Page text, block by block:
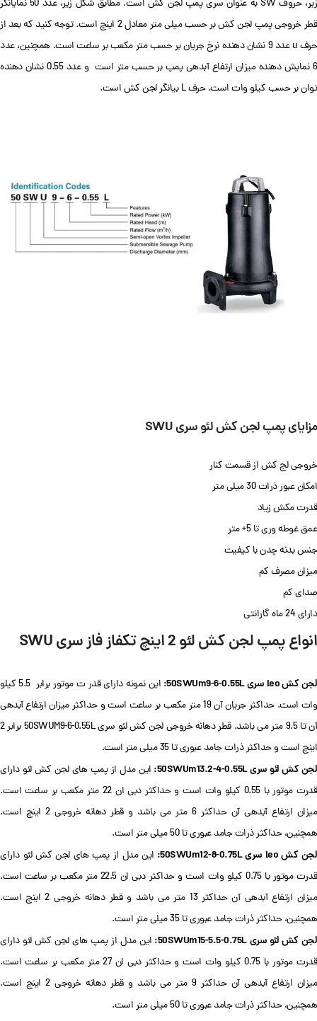
زیر، حروف SW به عنوان سری پمپ لجن کش است. مطابق شکل زیر، عدد 50 نمایانگر
قطر خروجی پمپ لجن کش بر حسب میلی متر معادل 2 اینچ است. توجه کنید که بعد از
حرف u عدد 9 نشان دهنده نرخ جریان بر حسب متر مکعب بر ساعت است. همچنین، عدد
6 نمایش دهنده میزان ارتفاع آبدهی پمپ بر حسب متر است و عدد 0.55 نشان دهنده
توان بر حسب کیلو وات است. حرف L بیانگر لجن کش است.
مزایای پمپ لجن کشلئو سری SWU
خروجی لج کش از قسمت کنار
امکان عبور ذرات 30 میلی متر
قدرت مکش زیاد
عمق غوطه وری تا 5+ متر
جنس بدنه چدن با کیفیت
میزان مصرف کم
صدای کم
دارای 24 ماه گارانتی
انواع پمپ لجن کشلئو 2 اینچ تکفاز فاز سری SWU
لجن کش leo سری 50SWUm9-6-0.55L:
این نمونه دارای قدر ت موتور برابر 5.5 کیلو
وات است. حداکثر جریان آن 19 متر مکعب بر ساعت است و حداکثر میزان ارتفاع آبدهی
آن تا 9.5 متر می باشد. قطر دهانه خروجی لجن کش لئو سری 50SWUM9-6-0.55L برابر 2
اینچ است و حداکثر ذرات جامد عبوری تا 35 میلی متر است.
لجن کش لئو سری 50SWUm13.2-4-0.55L:
این مدل از پمپ های لجن کش لئو دارای
قدرت موتور با 0.55 کیلو وات است و حداکثر دبی ان 22 متر مکعب بر ساعت است.
میزان ارتفاع آبدهی آن حداکثر 6 متر می باشد و قطر دهانه خروجی 2 اینچ است.
همچنین، حداکثر ذرات جامد عبوری تا 50 میلی متر است.
لجن کش leo سری 50SWUm12-8-0.75L:
این مدل از پمپ های لجن کش لئو دارای
قدرت موتور با 0.75 کیلو وات است و حداکثر دبی ان 22.5 متر مکعب بر ساعت است.
میزان ارتفاع آبدهی آن حداکثر 13 متر می باشد و قطر دهانه خروجی 2 اینچ است.
همچنین، حداکثر ذرات جامد عبوری تا 35 میلی متر است.
لجن کش لئو سری 50SWUm15-5.5-0.75L:
این مدل از پمپ های لجن کش لئو دارای
قدرت موتور با 0.75 کیلو وات است و حداکثر دبی ان 27 متر مکعب بر ساعت است.
میزان ارتفاع آبدهی آن حداکثر 9 متر می باشد و قطر دهانه خروجی 2 اینچ است.
همچنین، حداکثر ذرات جامد عبوری تا 50 میلی متر است.